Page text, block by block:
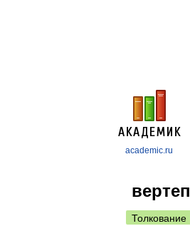
academic.ru
вертеп
Толкование